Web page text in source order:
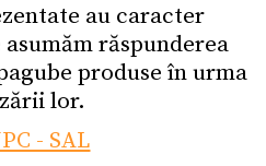
au caracter
răspunderea
produse în urma
lor.